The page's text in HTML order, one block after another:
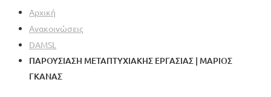
Αρχική
Ανακοινώσεις
DAMSL
ΠΑΡΟΥΣΙΑΣΗ ΜΕΤΑΠΤΥΧΙΑΚΗΣ ΕΡΓΑΣΙΑΣ | ΜΑΡΙΟΣ
ΓΚΑΝΑΣ